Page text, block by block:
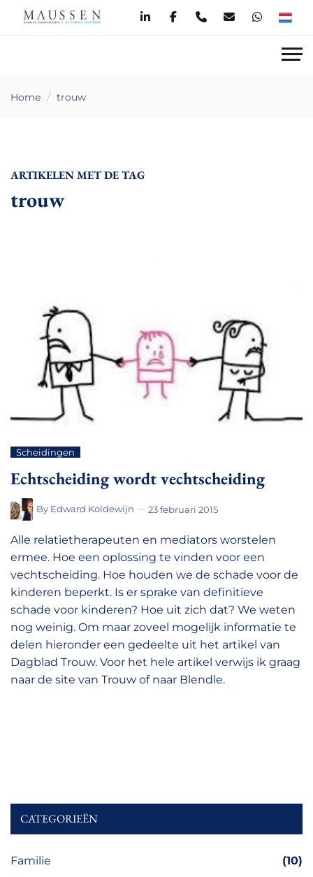
Home trouw
ARTIKELEN MET DE TAG
trouw
Scheidingen
Echtscheiding wordt vechtscheiding
By Edward Koldewijn 23 februari 2015
Alle relatietherapeuten en mediators worstelen
ermee. Hoe een oplossing te vinden voor een
vechtscheiding. Hoe houden we de schade voor de
kinderen beperkt. Is er sprake van definitieve
schade voor kinderen? Hoe uit zich dat? We weten
nog weinig. Om maar zoveel mogelijk informatie te
delen hieronder een gedeelte uit het artikel van
Dagblad Trouw. Voor het hele artikel verwijs ik graag
naar de site van Trouw of naar Blendle.
CATEGORIEËN
Familie
(10)